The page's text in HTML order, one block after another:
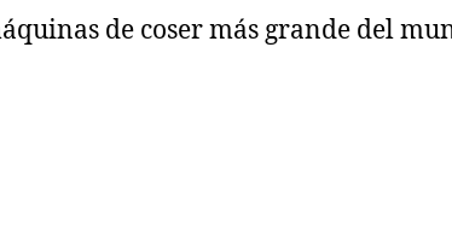
de coser más grande del